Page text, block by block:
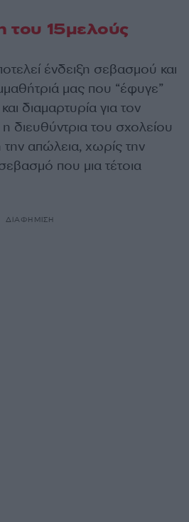
του 15μελούς
ένδειξη σεβασμού και
μας που “έφυγε”
διαμαρτυρία για τον
διευθύντρια του σχολείου
την απώλεια, χωρίς την
που μια τέτοια
ΔΙΑΦΗΜΙΣΗ